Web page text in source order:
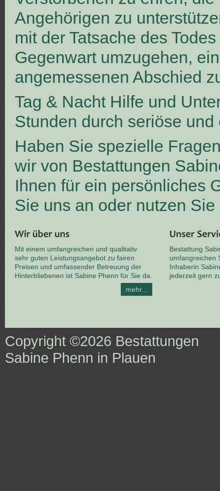
Angehörigen zu
mit der Tatsache des
Gegenwart umzugehen,
angemessenen Abschied
Tag & Nacht Hilfe und
Stunden durch seriöse
Haben Sie spezielle
wir von Bestattungen
Ihnen für ein persönliches
Sie uns an oder nutzen
Mit einem umfangreichen und qualitativ
sehr guten Leistungsangebot zu fairen
Preisen und umfassender Betreuung der
Hinterbliebenen ist Sabine Phenn für Sie da.
mehr...
Bestattung
umfangreichen
Inhaberin
jederzeit gern
Copyright ©2026 Bestattungen
Sabine Phenn in Plauen